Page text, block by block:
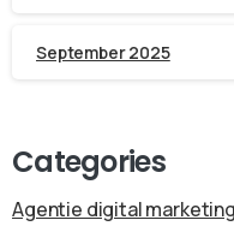
September 2025
Categories
Agentie digital marketing